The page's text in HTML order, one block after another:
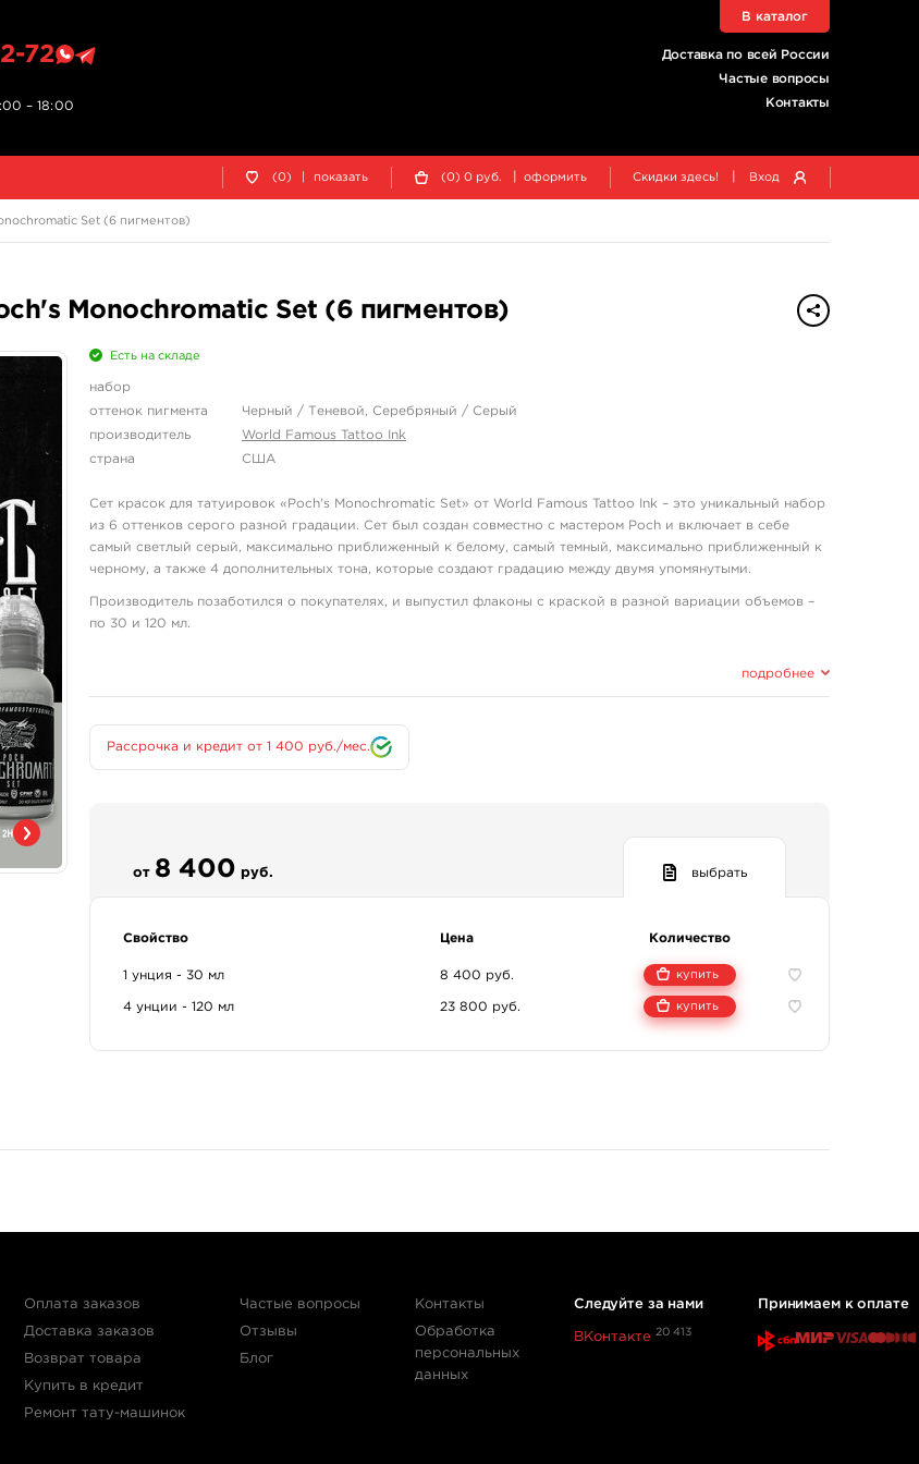
72
– 18:00
Доставка по всей России
Частые вопросы
Контакты
В каталог
(0) показать (0) 0 руб. оформить Скидки здесь! Вход
Set (6 пигментов)
Monochromatic Set (6 пигментов)
Есть на складе
набор
оттенок пигмента
Черный / Теневой, Серебряный / Серый
производитель
World Famous Tattoo Ink
страна
США
Сет красок для татуировок «Poch's Monochromatic Set» от World Famous Tattoo Ink – это уникальный набор
из 6 оттенков серого разной градации. Сет был создан совместно с мастером Poch и включает в себе
самый светлый серый, максимально приближенный к белому, самый темный, максимально приближенный к
черному, а также 4 дополнительных тона, которые создают градацию между двумя упомянутыми.
Производитель позаботился о покупателях, и выпустил флаконы с краской в разной вариации объемов –
по 30 и 120 мл.
B
Pigment Carbon Black (CI 77266)
Компонентный состав:
вода, глицерин, колофонская смола, гамамелис виргинский, изопропиловый спирт, бензиловый спирт.
0,5м от включенных отопительных приборов.
подробнее
Рассрочка и кредит от 1 400 руб./мес.
от 8 400 руб. выбрать
Свойство Цена Количество
1 унция - 30 мл 8 400 руб. купить
4 унции - 120 мл 23 800 руб. купить
Оплата заказов
Доставка заказов
Возврат товара
Купить в кредит
Ремонт тату-машинок
Частые вопросы
Отзывы
Блог
Контакты
Обработка
персональных
данных
Следуйте за нами
ВКонтакте 20 413
Принимаем к оплате